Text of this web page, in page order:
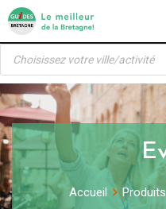
Skip
content
Recherche
produits
Accueil Produits